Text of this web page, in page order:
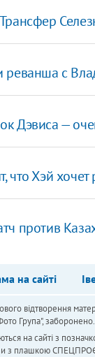
реванша с
Дэвиса —
что Хэй
против
на сайті
відтворення
Група", заборонено.
на сайті з
з плашкою